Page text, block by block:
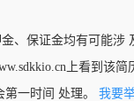
、保证金均有可能涉
上看到该简
一时间 处理。 我要